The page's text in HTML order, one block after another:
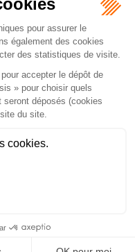
CASTILLON
: 05 57 51 73 64
piola-avocat.fr
Mentions légales